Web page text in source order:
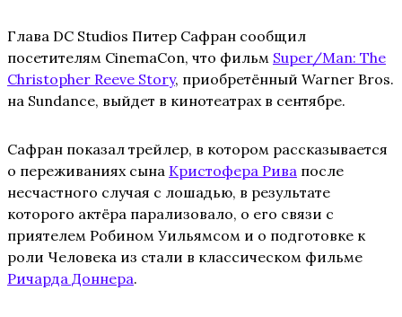
Глава DC Studios Питер Сафран сообщил
посетителям CinemaCon, что фильм Super/Man: The
Christopher Reeve Story, приобретённый Warner Bros.
на Sundance, выйдет в кинотеатрах в сентябре.
Сафран показал трейлер, в котором рассказывается
о переживаниях сына Кристофера Рива после
несчастного случая с лошадью, в результате
которого актёра парализовало, о его связи с
приятелем Робином Уильямсом и о подготовке к
роли Человека из стали в классическом фильме
Ричарда Доннера.